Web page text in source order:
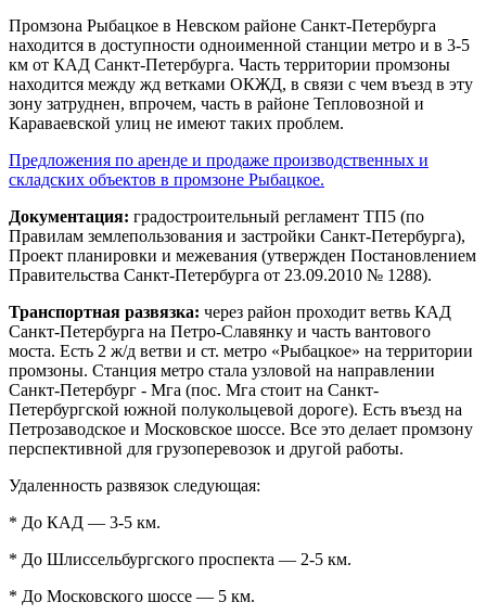
Промзона Рыбацкое в Невском районе Санкт-Петербурга
находится в доступности одноименной станции метро и в 3-5
км от КАД Санкт-Петербурга. Часть территории промзоны
находится между жд ветками ОКЖД, в связи с чем въезд в эту
зону затруднен, впрочем, часть в районе Тепловозной и
Караваевской улиц не имеют таких проблем.
Предложения по аренде и продаже производственных и
складских объектов в промзоне Рыбацкое.
Документация: градостроительный регламент ТП5 (по
Правилам землепользования и застройки Санкт-Петербурга),
Проект планировки и межевания (утвержден Постановлением
Правительства Санкт-Петербурга от 23.09.2010 № 1288).
Транспортная развязка: через район проходит ветвь КАД
Санкт-Петербурга на Петро-Славянку и часть вантового
моста. Есть 2 ж/д ветви и ст. метро «Рыбацкое» на территории
промзоны. Станция метро стала узловой на направлении
Санкт-Петербург - Мга (пос. Мга стоит на Санкт-
Петербургской южной полукольцевой дороге). Есть въезд на
Петрозаводское и Московское шоссе. Все это делает промзону
перспективной для грузоперевозок и другой работы.
Удаленность развязок следующая:
* До КАД — 3-5 км.
* До Шлиссельбургского проспекта — 2-5 км.
* До Московского шоссе — 5 км.